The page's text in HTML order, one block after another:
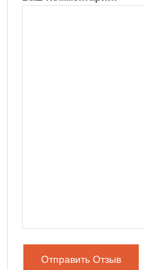
Отправить Отзыв